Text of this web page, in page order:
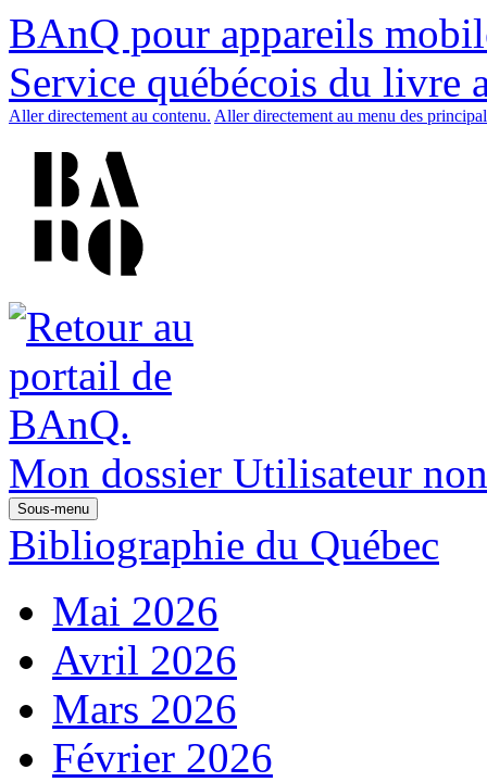
BAnQ pour appareils
Service québécois du livre
Aller directement au contenu. Aller directement au menu des
Mon dossier Utilisateur
Sous-menu
Bibliographie du Québec
Mai 2026
Avril 2026
Mars 2026
Février 2026